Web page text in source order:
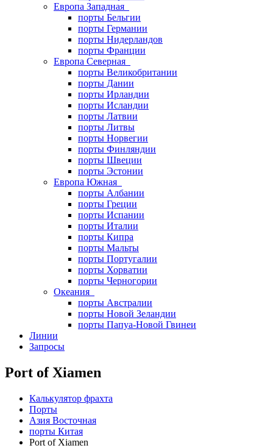
Европа Западная
порты Бельгии
порты Германии
порты Нидерландов
порты Франции
Европа Северная
порты Великобритании
порты Дании
порты Ирландии
порты Исландии
порты Латвии
порты Литвы
порты Норвегии
порты Финляндии
порты Швеции
порты Эстонии
Европа Южная
порты Албании
порты Греции
порты Испании
порты Италии
порты Кипра
порты Мальты
порты Португалии
порты Хорватии
порты Черногории
Океания
порты Австралии
порты Новой Зеландии
порты Папуа-Новой Гвинеи
Линии
Запросы
Port of Xiamen
Калькулятор фрахта
Порты
Азия Восточная
порты Китая
Port of Xiamen